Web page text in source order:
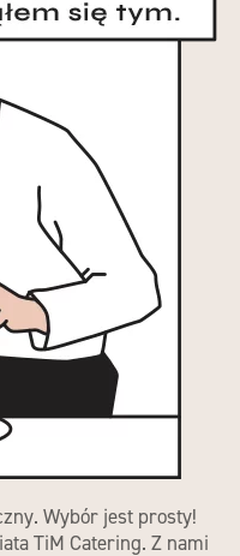
Wybór jest prosty!
TiM Catering. Z nami